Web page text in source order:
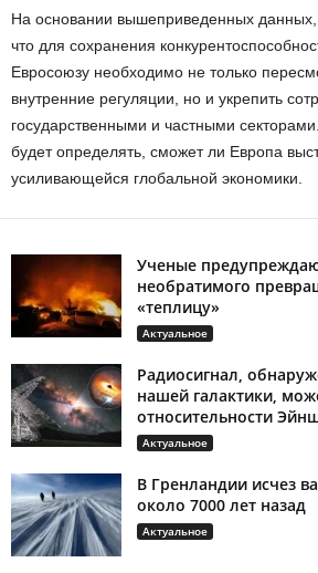
На основании вышеприведенных данных,
что для сохранения
Евросоюзу необходимо не только
внутренние регуляции, но и укрепить
государственными и частными
будет определять, сможет ли Европа
усиливающейся глобальной экономики.
Ученые
необратимого
«теплицу»
Актуальное
Радиосигнал,
нашей галактики,
относительности
Актуальное
В Гренландии исчез
около 7000 лет назад
Актуальное